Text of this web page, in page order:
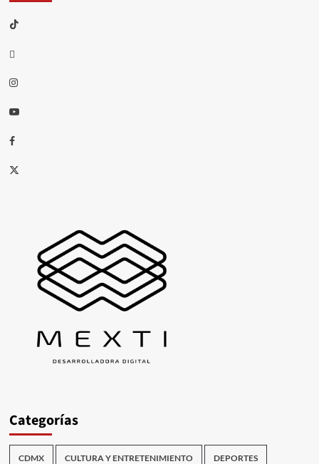
TikTok
threads
Instagram
Youtube
Facebook
X
Categorías
CDMX CULTURA Y ENTRETENIMIENTO DEPORTES